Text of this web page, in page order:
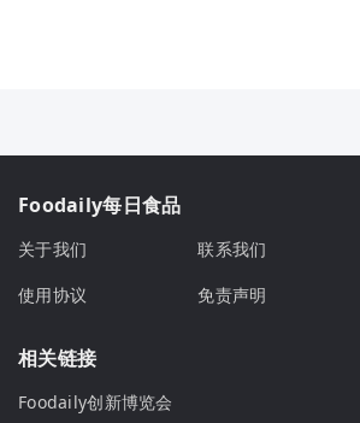
Foodaily每日食品
关于我们 联系我们
使用协议
免责声明
相关链接
Foodaily创新博览会